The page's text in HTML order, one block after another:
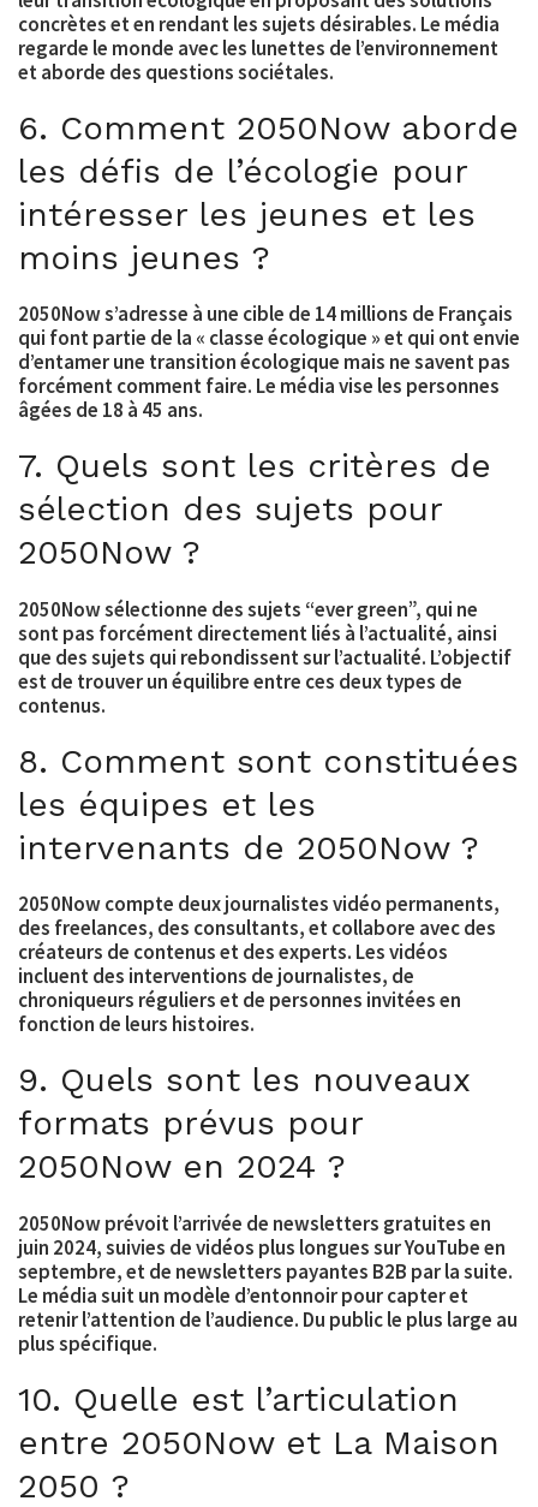
concrètes et en rendant les sujets désirables. Le média
regarde le monde avec les lunettes de l’environnement
et aborde des questions sociétales.
6. Comment 2050Now aborde
les défis de l’écologie pour
intéresser les jeunes et les
moins jeunes ?
2050Now s’adresse à une cible de 14 millions de Français
qui font partie de la « classe écologique » et qui ont envie
d’entamer une transition écologique mais ne savent pas
forcément comment faire. Le média vise les personnes
âgées de 18 à 45 ans.
7. Quels sont les critères de
sélection des sujets pour
2050Now ?
2050Now sélectionne des sujets “ever green”, qui ne
sont pas forcément directement liés à l’actualité, ainsi
que des sujets qui rebondissent sur l’actualité. L’objectif
est de trouver un équilibre entre ces deux types de
contenus.
8. Comment sont constituées
les équipes et les
intervenants de 2050Now ?
2050Now compte deux journalistes vidéo permanents,
des freelances, des consultants, et collabore avec des
créateurs de contenus et des experts. Les vidéos
incluent des interventions de journalistes, de
chroniqueurs réguliers et de personnes invitées en
fonction de leurs histoires.
9. Quels sont les nouveaux
formats prévus pour
2050Now en 2024 ?
2050Now prévoit l’arrivée de newsletters gratuites en
juin 2024, suivies de vidéos plus longues sur YouTube en
septembre, et de newsletters payantes B2B par la suite.
Le média suit un modèle d’entonnoir pour capter et
retenir l’attention de l’audience. Du public le plus large au
plus spécifique.
10. Quelle est l’articulation
entre 2050Now et La Maison
2050 ?